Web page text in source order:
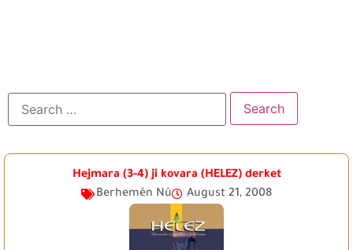
Hejmara (3-4) ji kovara (HELEZ) derket
Berhemên Nû
August 21, 2008